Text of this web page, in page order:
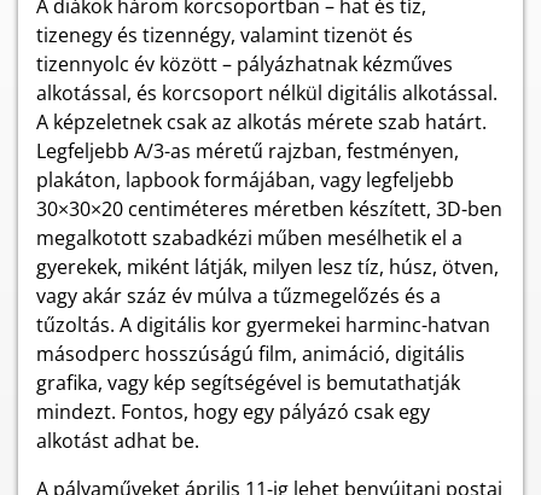
A diákok három korcsoportban – hat és tíz,
tizenegy és tizennégy, valamint tizenöt és
tizennyolc év között – pályázhatnak kézműves
alkotással, és korcsoport nélkül digitális alkotással.
A képzeletnek csak az alkotás mérete szab határt.
Legfeljebb A/3-as méretű rajzban, festményen,
plakáton, lapbook formájában, vagy legfeljebb
30×30×20 centiméteres méretben készített, 3D-ben
megalkotott szabadkézi műben mesélhetik el a
gyerekek, miként látják, milyen lesz tíz, húsz, ötven,
vagy akár száz év múlva a tűzmegelőzés és a
tűzoltás. A digitális kor gyermekei harminc-hatvan
másodperc hosszúságú film, animáció, digitális
grafika, vagy kép segítségével is bemutathatják
mindezt. Fontos, hogy egy pályázó csak egy
alkotást adhat be.
A pályaműveket április 11-ig lehet benyújtani postai